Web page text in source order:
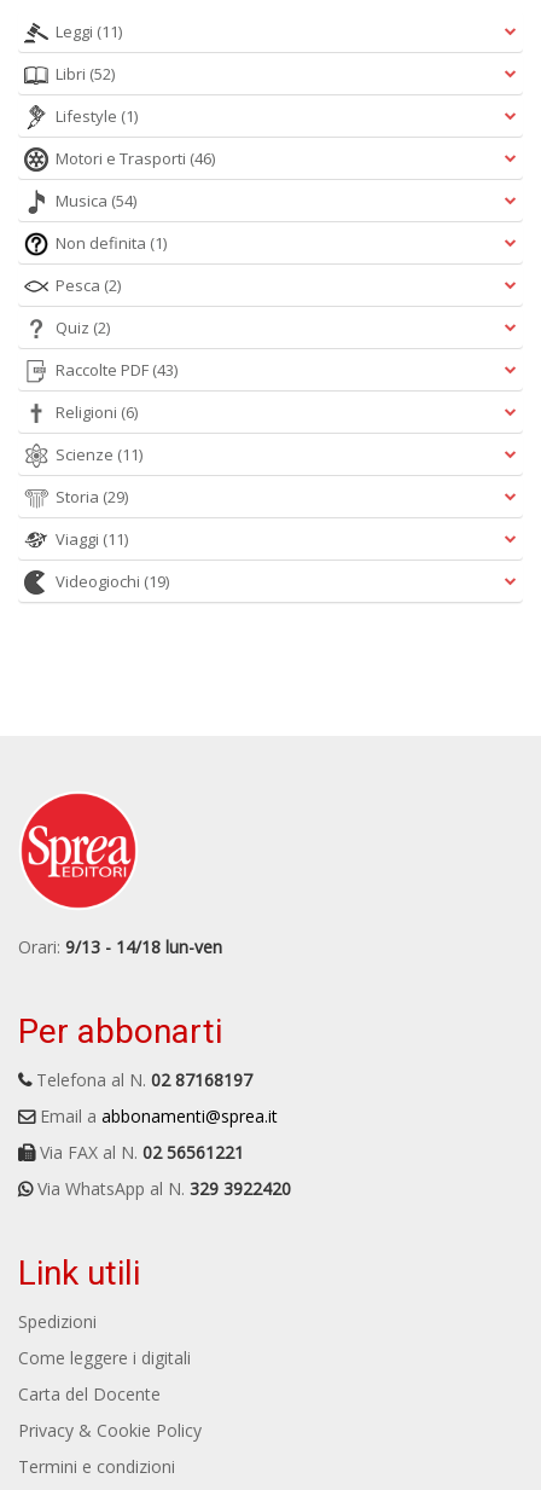
Leggi (11)
Libri (52)
Lifestyle (1)
Motori e Trasporti (46)
Musica (54)
Non definita (1)
Pesca (2)
Quiz (2)
Raccolte PDF (43)
Religioni (6)
Scienze (11)
Storia (29)
Viaggi (11)
Videogiochi (19)
Orari: 9/13 - 14/18 lun-ven
Per abbonarti
Telefona al N. 02 87168197
Email a abbonamenti@sprea.it
Via FAX al N. 02 56561221
Via WhatsApp al N. 329 3922420
Link utili
Spedizioni
Come leggere i digitali
Carta del Docente
Privacy & Cookie Policy
Termini e condizioni